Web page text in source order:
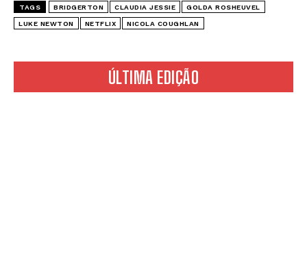
ÚLTIMA EDIÇÃO
TAGS BRIDGERTON CLAUDIA JESSIE GOLDA ROSHEUVEL
LUKE NEWTON NETFLIX NICOLA COUGHLAN